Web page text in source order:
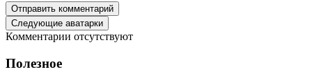
Отправить комментарий
Следующие аватарки
Комментарии отсутствуют
Полезное